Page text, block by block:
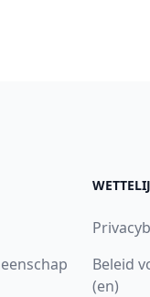
Beleid
(en)